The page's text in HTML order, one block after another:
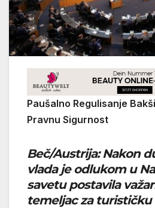
Paušalno Regulisanje
Pravnu Sigurnost
Beč/Austrija:Nakon
vlada je odlukom u
savetu postavila
temeljac za